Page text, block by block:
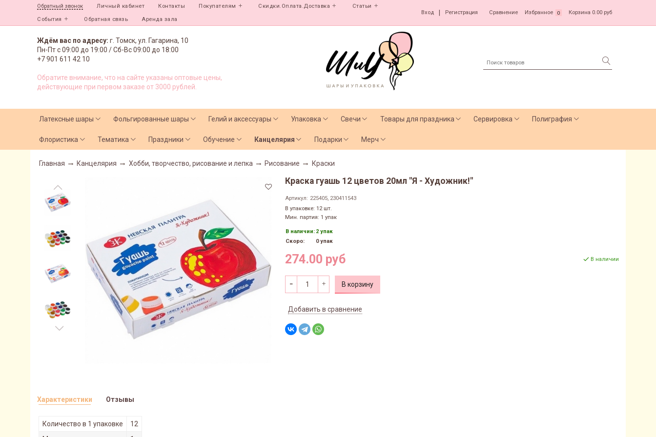
Обратный звонок Личный кабинет Контакты Покупателям Скидки.Оплата.Доставка Статьи
События Обратная связь Аренда зала
Вход Регистрация Сравнение Избранное 0 Корзина 0.00 руб
Ждём вас по адресу: г. Томск, ул. Гагарина, 10
Пн-Пт с09:00 до 19:00 /Сб-Вс 09:00 до 18:00
+7 901 611 42 10
Обратите внимание, что на сайте указаны оптовые цены,
действующие при первом заказе от 3000 рублей.
Латексные шары Фольгированные шары Гелий и аксессуары Упаковка Свечи Товары для праздника Сервировка Полиграфия
Флористика Тематика Праздники Обучение Канцелярия Подарки Мерч
Главная Канцелярия Хобби, творчество, рисование и лепка Рисование Краски
Краска гуашь 12 цветов 20мл "Я - Художник!"
Артикул: 225405, 230411543
В упаковке: 12 шт.
Мин. партия: 1 упак
В наличии: 2 упак
Скоро:
0 упак
274.00 руб В наличии
В корзину
Добавить в сравнение
Характеристики
Количество в 1 упаковке
12
Отзывы